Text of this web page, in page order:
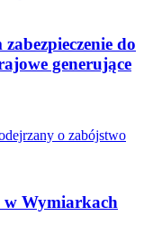
do
generujące
w Wymiarkach